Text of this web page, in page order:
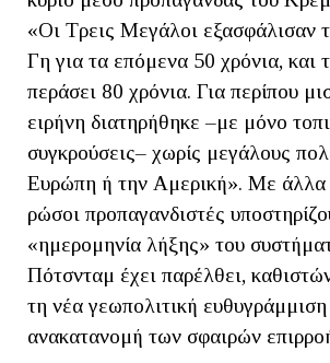
«Οι Τρεις Μεγάλοι εξασφάλισαν
Γη για τα επόμενα 50 χρόνια, και
περάσει 80 χρόνια. Για περίπου
ειρήνη διατηρήθηκε –με μόνο
συγκρούσεις– χωρίς μεγάλους
Ευρώπη ή την Αμερική». Με άλλα
ρώσοι προπαγανδιστές
«ημερομηνία λήξης» του
Πότσνταμ έχει παρέλθει,
τη νέα γεωπολιτική
ανακατανομή των σφαιρών